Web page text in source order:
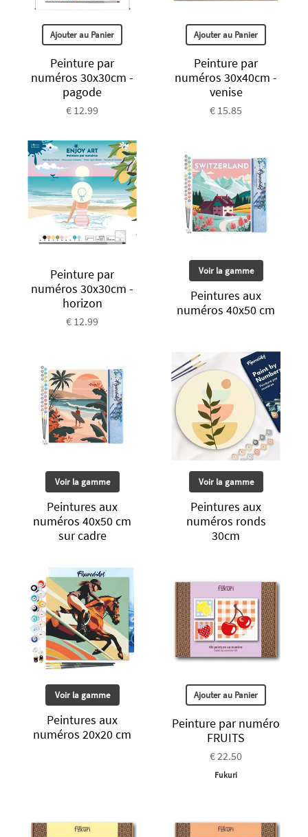
Ajouter au Panier
Peinture par
numéros 30x30cm -
pagode
€ 12.99
Ajouter au Panier
Peinture par
numéros 30x40cm -
venise
€ 15.85
Peinture par
numéros 30x30cm -
horizon
€ 12.99
Voir la gamme
Peintures aux
numéros 40x50 cm
Voir la gamme
Peintures aux
numéros 40x50 cm
sur cadre
Voir la gamme
Peintures aux
numéros ronds
30cm
Voir la gamme
Peintures aux
numéros 20x20 cm
Ajouter au Panier
Peinture par numéro
FRUITS
€ 22.50
Fukuri